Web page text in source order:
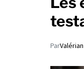
ParValérian